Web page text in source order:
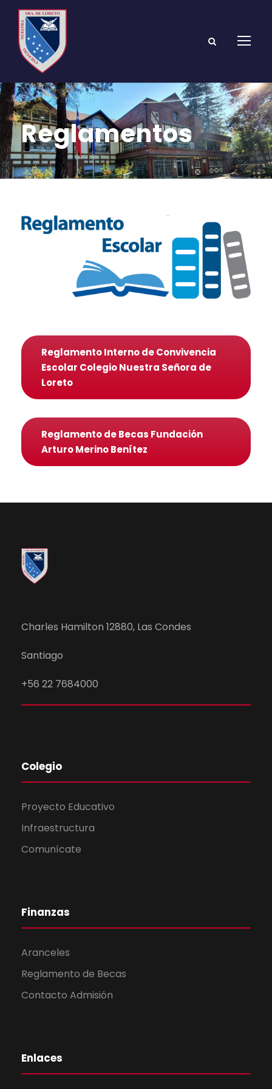
Reglamentos
Reglamento Interno de Convivencia
Escolar Colegio Nuestra Señora de
Loreto
Reglamento de Becas Fundación
Arturo Merino Benítez
Charles Hamilton 12880, Las Condes
Santiago
+56 22 7684000
Colegio
Proyecto Educativo
Infraestructura
Comunícate
Finanzas
Aranceles
Reglamento de Becas
Contacto Admisión
Enlaces